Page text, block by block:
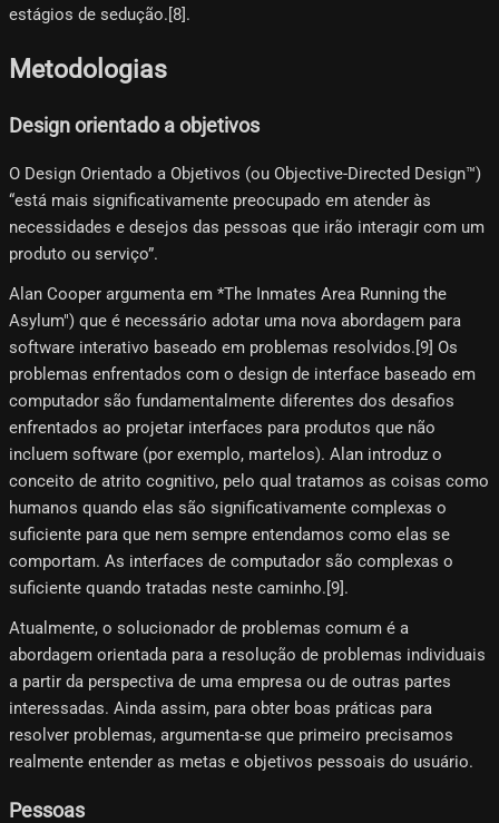
estágios de sedução.[8]​.
Metodologias
Design orientado a objetivos
O Design Orientado a Objetivos (ou Objective-Directed Design™)
“está mais significativamente preocupado em atender às
necessidades e desejos das pessoas que irão interagir com um
produto ou serviço”.
Alan Cooper argumenta em *The Inmates Area Running the
Asylum") que é necessário adotar uma nova abordagem para
software interativo baseado em problemas resolvidos.[9]​ Os
problemas enfrentados com o design de interface baseado em
computador são fundamentalmente diferentes dos desafios
enfrentados ao projetar interfaces para produtos que não
incluem software (por exemplo, martelos). Alan introduz o
conceito de atrito cognitivo, pelo qual tratamos as coisas como
humanos quando elas são significativamente complexas o
suficiente para que nem sempre entendamos como elas se
comportam. As interfaces de computador são complexas o
suficiente quando tratadas neste caminho.[9]​.
Atualmente, o solucionador de problemas comum é a
abordagem orientada para a resolução de problemas individuais
a partir da perspectiva de uma empresa ou de outras partes
interessadas. Ainda assim, para obter boas práticas para
resolver problemas, argumenta-se que primeiro precisamos
realmente entender as metas e objetivos pessoais do usuário.
Pessoas